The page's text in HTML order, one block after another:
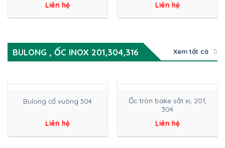
Liên hệ
Liên hệ
BULONG , ỐC INOX 201,304,316 Xem tất cả
Bulong cổ vuông 304
Liên hệ
Ốc tròn bake sắt xi, 201,
304
Liên hệ